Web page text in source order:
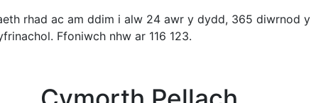
rhad ac am ddim i alw 24 awr y dydd, 365 diwrnod
Ffoniwch nhw ar 116 123.